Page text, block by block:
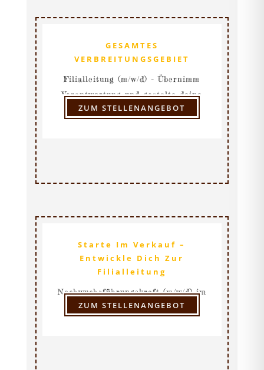
GESAMTES
VERBREITUNGSGEBIET
Filialleitung (m/w/d) – Übernimm
Verantwortung und gestalte deine
Filiale
ZUM STELLENANGEBOT
Starte Im Verkauf –
Entwickle Dich Zur
Filialleitung
Nachwuchsführungskraft (m/w/d) im
Verkauf
ZUM STELLENANGEBOT